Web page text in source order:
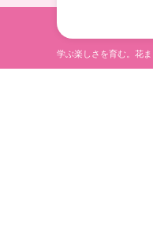
学ぶ楽しさを育む。花